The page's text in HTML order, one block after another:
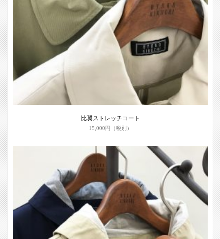
比翼ストレッチコート
15,000円（税別）